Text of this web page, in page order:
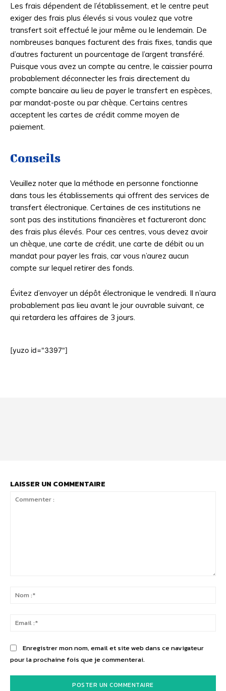
Les frais dépendent de l’établissement, et le centre peut
exiger des frais plus élevés si vous voulez que votre
transfert soit effectué le jour même ou le lendemain. De
nombreuses banques facturent des frais fixes, tandis que
d’autres facturent un pourcentage de l’argent transféré.
Puisque vous avez un compte au centre, le caissier pourra
probablement déconnecter les frais directement du
compte bancaire au lieu de payer le transfert en espèces,
par mandat-poste ou par chèque. Certains centres
acceptent les cartes de crédit comme moyen de
paiement.
Conseils
Veuillez noter que la méthode en personne fonctionne
dans tous les établissements qui offrent des services de
transfert électronique. Certaines de ces institutions ne
sont pas des institutions financières et factureront donc
des frais plus élevés. Pour ces centres, vous devez avoir
un chèque, une carte de crédit, une carte de débit ou un
mandat pour payer les frais, car vous n’aurez aucun
compte sur lequel retirer des fonds.
Évitez d’envoyer un dépôt électronique le vendredi. Il n’aura
probablement pas lieu avant le jour ouvrable suivant, ce
qui retardera les affaires de 3 jours.
[yuzo id="3397"]
LAISSER UN COMMENTAIRE
Enregistrer mon nom, email et site web dans ce navigateur
pour la prochaine fois que je commenterai.